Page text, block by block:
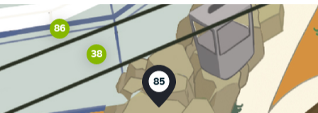
85
38
86